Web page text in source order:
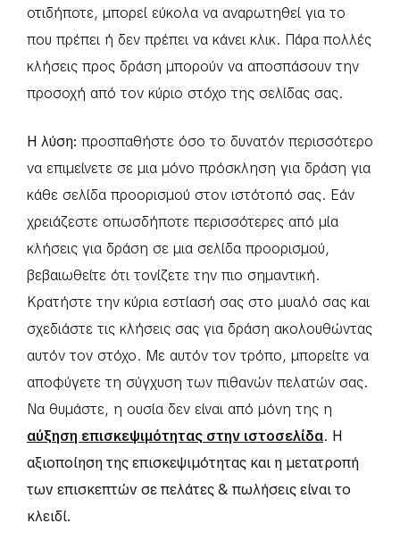
οτιδήποτε, μπορεί εύκολα να αναρωτηθεί για το
που πρέπει ή δεν πρέπει να κάνει κλικ. Πάρα πολλές
κλήσεις προς δράση μπορούν να αποσπάσουν την
προσοχή από τον κύριο στόχο της σελίδας σας.
Η λύση: προσπαθήστε όσο το δυνατόν περισσότερο
να επιμείνετε σε μια μόνο πρόσκληση για δράση για
κάθε σελίδα προορισμού στον ιστότοπό σας. Εάν
χρειάζεστε οπωσδήποτε περισσότερες από μία
κλήσεις για δράση σε μια σελίδα προορισμού,
βεβαιωθείτε ότι τονίζετε την πιο σημαντική.
Κρατήστε την κύρια εστίασή σας στο μυαλό σας και
σχεδιάστε τις κλήσεις σας για δράση ακολουθώντας
αυτόν τον στόχο. Με αυτόν τον τρόπο, μπορείτε να
αποφύγετε τη σύγχυση των πιθανών πελατών σας.
Να θυμάστε, η ουσία δεν είναι από μόνη της η
αύξηση επισκεψιμότητας στην ιστοσελίδα. Η
αξιοποίηση της επισκεψιμότητας και η μετατροπή
των επισκεπτών σε πελάτες & πωλήσεις είναι το
κλειδί.